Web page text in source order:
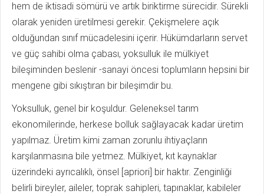
hem de iktisadi sömürü ve artık biriktirme sürecidir. Sürekli
olarak yeniden üretilmesi gerekir. Çekişmelere açık
olduğundan sınıf mücadelesini içerir. Hükümdarların servet
ve güç sahibi olma çabası, yoksulluk ile mülkiyet
bileşiminden beslenir -sanayi öncesi toplumların hepsini bir
mengene gibi sıkıştıran bir bileşimdir bu.
Yoksulluk, genel bir koşuldur. Geleneksel tarım
ekonomilerinde, herkese bolluk sağlayacak kadar üretim
yapılmaz. Üretim kimi zaman zorunlu ihtiyaçların
karşılanmasına bile yetmez. Mülkiyet, kıt kaynaklar
üzerindeki ayrıcalıklı, önsel [apriori] bir haktır. Zenginliği
belirli bireyler, aileler, toprak sahipleri, tapınaklar, kabileler